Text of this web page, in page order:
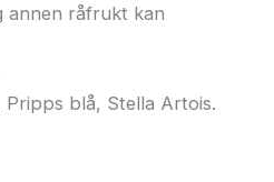
annen råfrukt kan
Pripps blå, Stella Artois.